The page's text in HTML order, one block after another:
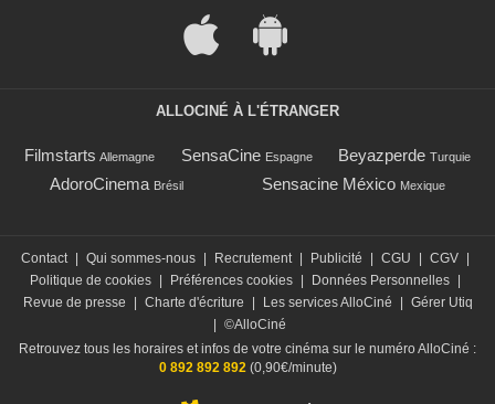
ALLOCINÉ À L'ÉTRANGER
Filmstarts Allemagne SensaCine Espagne Beyazperde Turquie
AdoroCinema Brésil Sensacine México Mexique
Contact Qui sommes-nous Recrutement Publicité CGU CGV
Politique de cookies
Préférences cookies Données Personnelles
Revue de presse
Charte d'écriture Les services AlloCiné
Gérer Utiq
©AlloCiné
Retrouvez tous les horaires et infos de votre cinéma sur le numéro AlloCiné :
0 892 892 892(0,90€/minute)